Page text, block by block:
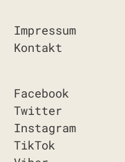
Impressum
Kontakt
Facebook
Twitter
Instagram
TikTok